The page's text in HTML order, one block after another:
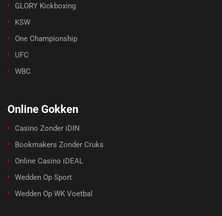
GLORY Kickboxing
KSW
One Championship
UFC
WBC
Online Gokken
Casino Zonder iDIN
Bookmakers Zonder Cruks
Online Casino iDEAL
Wedden Op Sport
Wedden Op WK Voetbal